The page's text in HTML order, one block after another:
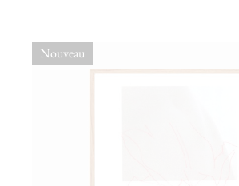
Nouveau